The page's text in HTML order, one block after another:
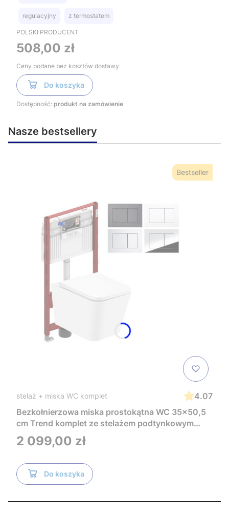
regulacyjny z termostatem
POLSKI PRODUCENT
Cena
508,00 zł
Ceny podane bez kosztów dostawy.
Do koszyka
Dostępność: produkt na zamówienie
Nasze bestsellery
Bestseller
stelaż + miska WC komplet
4.07
Bezkołnierzowa miska prostokątna WC 35x50,5
cm Trend komplet ze stelażem podtynkowym
Tece i czarnym przyciskiem TeceNow
TR2216+Tece
Cena
2 099,00 zł
Do koszyka